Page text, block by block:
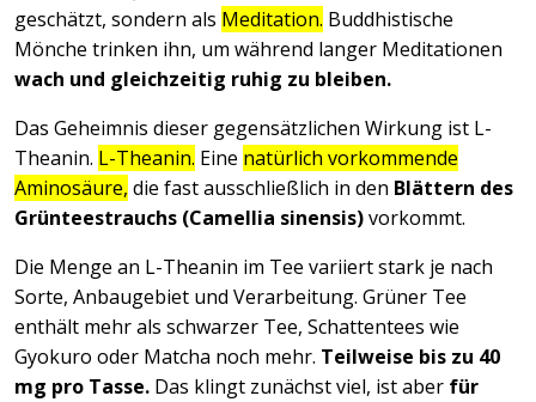
geschätzt, sondern als Meditation. Buddhistische
Mönche trinken ihn, um während langer Meditationen
wach und gleichzeitig ruhig zu bleiben.
Das Geheimnis dieser gegensätzlichen Wirkung ist L-
Theanin. L-Theanin. Eine natürlich vorkommende
Aminosäure, die fast ausschließlich in den Blättern des
Grünteestrauchs (Camellia sinensis)vorkommt.
Die Menge an L-Theanin im Tee variiert stark je nach
Sorte, Anbaugebiet und Verarbeitung. Grüner Tee
enthält mehr als schwarzer Tee, Schattentees wie
Gyokuro oder Matcha noch mehr. Teilweise bis zu 40
mg pro Tasse. Das klingt zunächst viel, ist aber für